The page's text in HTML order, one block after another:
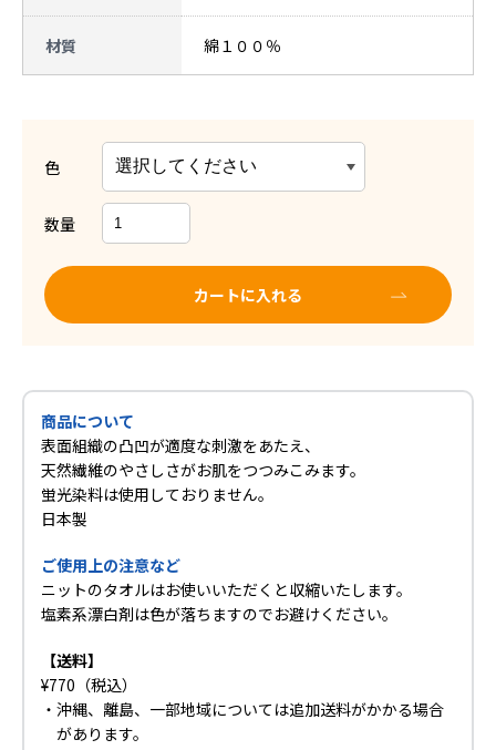
材質 綿１００％
色
数量
カートに入れる
商品について
表面組織の凸凹が適度な刺激をあたえ、
天然繊維のやさしさがお肌をつつみこみます。
蛍光染料は使用しておりません。
日本製
ご使用上の注意など
ニットのタオルはお使いいただくと収縮いたします。
塩素系漂白剤は色が落ちますのでお避けください。
【送料】
¥770（税込）
・沖縄、離島、一部地域については追加送料がかかる場合
があります。